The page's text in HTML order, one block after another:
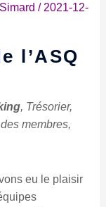
/ 2021-12-
l’ASQ
, Trésorier,
membres,
eu le plaisir